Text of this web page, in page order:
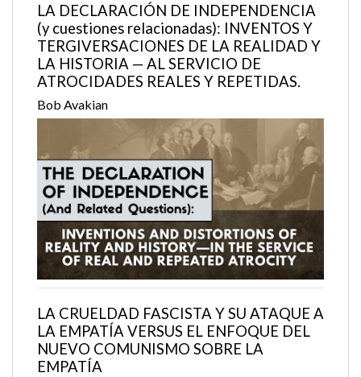
LA DECLARACIÓN DE INDEPENDENCIA
(y cuestiones relacionadas): INVENTOS Y
TERGIVERSACIONES DE LA REALIDAD Y
LA HISTORIA — AL SERVICIO DE
ATROCIDADES REALES Y REPETIDAS.
Bob Avakian
LA CRUELDAD FASCISTA Y SU ATAQUE A
LA EMPATÍA VERSUS EL ENFOQUE DEL
NUEVO COMUNISMO SOBRE LA
EMPATÍA